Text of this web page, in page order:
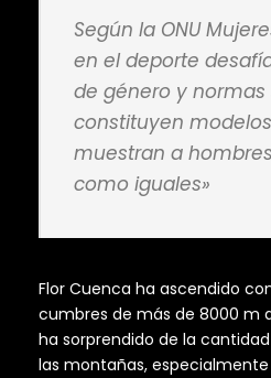
Según la ONU
en el deporte
de género y normas
constituyen
muestran a
como iguales»
Flor Cuenca ha ascendido
cumbres de más de 8000 m
ha sorprendido de la
las montañas,